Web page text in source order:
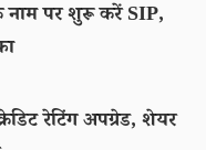
पर शुरू करें SIP,
रेटिंग अपग्रेड, शेयर